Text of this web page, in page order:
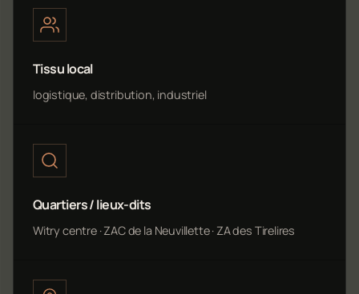
Tissu local
logistique, distribution, industriel
Quartiers / lieux-dits
Witry centre · ZAC de la Neuvillette · ZA des Tirelires